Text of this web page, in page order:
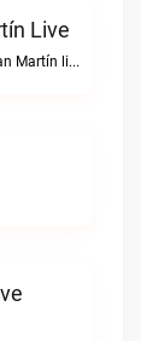
Live
Tu lugar en el dialRadio Municipal San Martín live